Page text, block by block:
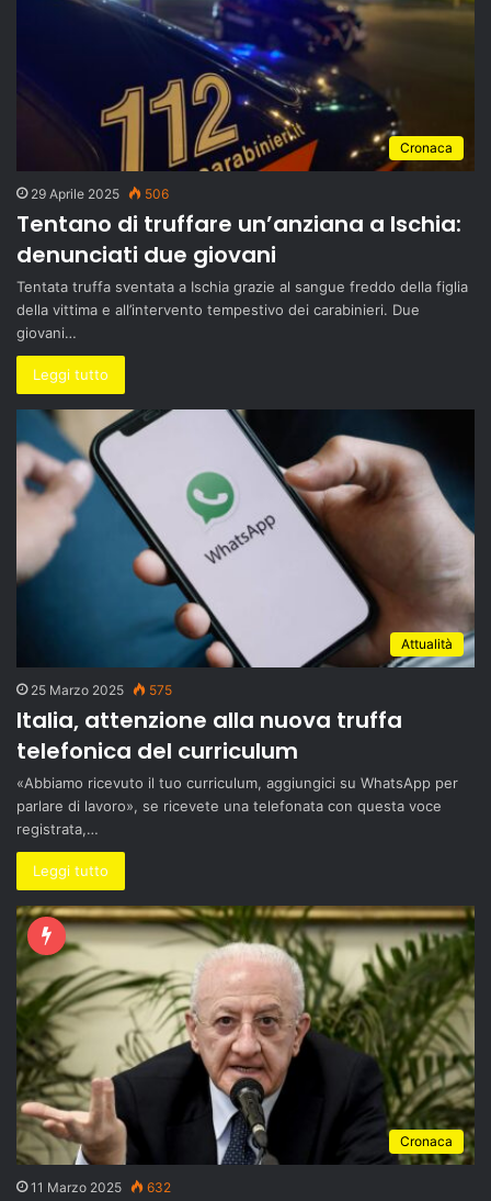
Cronaca
29 Aprile 2025 506
Tentano di truffare un’anziana a Ischia:
denunciati due giovani
Tentata truffa sventata a Ischia grazie al sangue freddo della figlia
della vittima e all’intervento tempestivo dei carabinieri. Due
giovani…
Leggi tutto
Attualità
25 Marzo 2025 575
Italia, attenzione alla nuova truffa
telefonica del curriculum
«Abbiamo ricevuto il tuo curriculum, aggiungici su WhatsApp per
parlare di lavoro», se ricevete una telefonata con questa voce
registrata,…
Leggi tutto
Cronaca
11 Marzo 2025 632